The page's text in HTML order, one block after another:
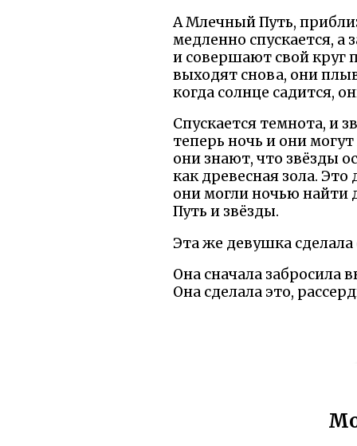
А Млечный Путь,
медленно спускается,
и совершают свой круг
выходят снова, они
когда солнце садится,
Спускается темнота, и
теперь ночь и они
они знают, что звёзды
как древесная зола.
они могли ночью найти
Путь и звёзды.
Эта же девушка
Она сначала забросила
Она сделала это,